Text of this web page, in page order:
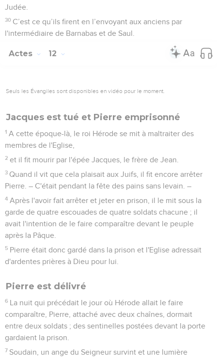
Judée.
30 C’est ce qu’ils firent en l’envoyant aux anciens par
l'intermédiaire de Barnabas et de Saul.
Actes 12
Seuls les Évangiles sont disponibles en vidéo pour le moment.
Jacques est tué et Pierre emprisonné
1 A cette époque-là, le roi Hérode se mit à maltraiter des
membres de l'Eglise,
2 et il fit mourir par l'épée Jacques, le frère de Jean.
3 Quand il vit que cela plaisait aux Juifs, il fit encore arrêter
Pierre. – C'était pendant la fête des pains sans levain. –
4 Après l'avoir fait arrêter et jeter en prison, il le mit sous la
garde de quatre escouades de quatre soldats chacune ; il
avait l'intention de le faire comparaître devant le peuple
après la Pâque.
5 Pierre était donc gardé dans la prison et l'Eglise adressait
d'ardentes prières à Dieu pour lui.
Pierre est délivré
6 La nuit qui précédait le jour où Hérode allait le faire
comparaître, Pierre, attaché avec deux chaînes, dormait
entre deux soldats ; des sentinelles postées devant la porte
gardaient la prison.
7 Soudain, un ange du Seigneur survint et une lumière